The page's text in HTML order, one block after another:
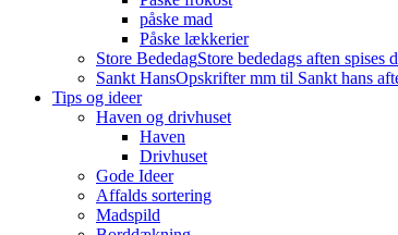
påske mad
Påske lækkerier
Store BededagStore bededags aften
Sankt HansOpskrifter mm til Sankt hans
Tips og ideer
Haven og drivhuset
Haven
Drivhuset
Gode Ideer
Affalds sortering
Madspild